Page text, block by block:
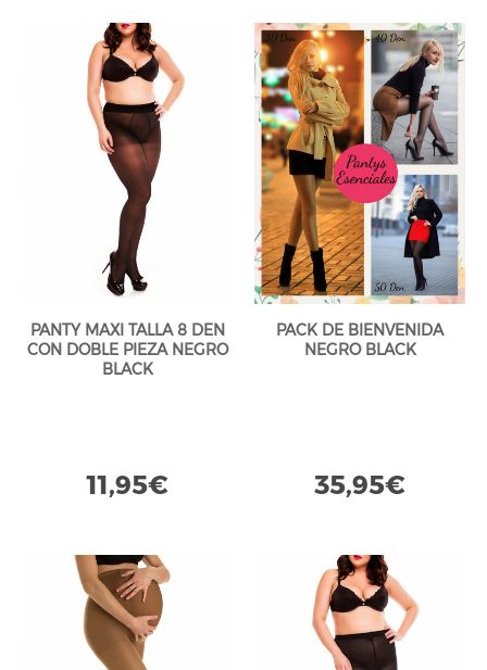
PANTY MAXI TALLA 8 DEN
CON DOBLE PIEZA NEGRO
BLACK
11,95€
PACK DE BIENVENIDA
NEGRO BLACK
35,95€